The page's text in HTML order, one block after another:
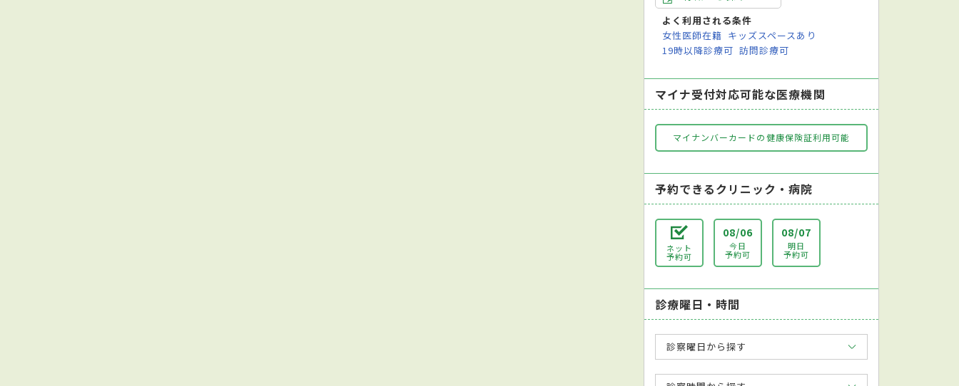
よく利用される条件
女性医師在籍 キッズスペースあり
19時以降診療可 訪問診療可
マイナ受付対応可能な医療機関
マイナンバーカードの健康保険証利用可能
予約できるクリニック・病院
ネット
予約可
08/06
今日
予約可
08/07
明日
予約可
診療曜日・時間
診察曜日から探す